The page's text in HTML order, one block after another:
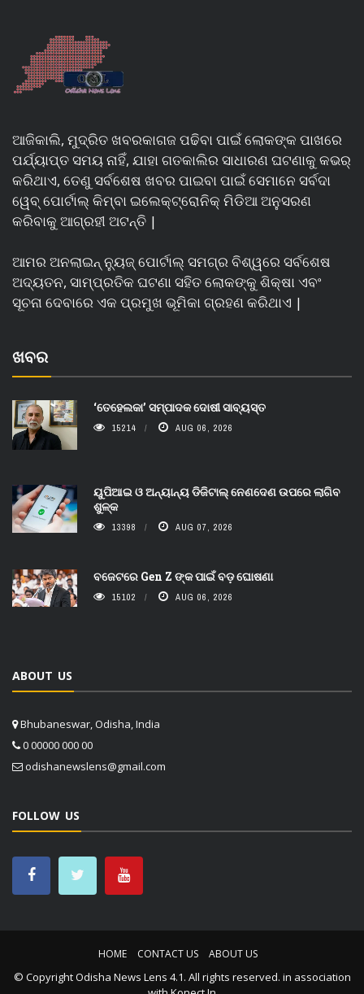
ଆଜିକାଲି, ମୁଦ୍ରିତ ଖବରକାଗଜ ପଢିବା ପାଇଁ ଲୋକଙ୍କ ପାଖରେ
ପର୍ଯ୍ୟାପ୍ତ ସମୟ ନାହିଁ, ଯାହା ଗତକାଲିର ସାଧାରଣ ଘଟଣାକୁ କଭର୍
କରିଥାଏ, ତେଣୁ ସର୍ବଶେଷ ଖବର ପାଇବା ପାଇଁ ସେମାନେ ସର୍ବଦା
ୱେବ୍ ପୋର୍ଟାଲ୍ କିମ୍ବା ଇଲେକ୍ଟ୍ରୋନିକ୍ ମିଡିଆ ଅନୁସରଣ
କରିବାକୁ ଆଗ୍ରହୀ ଅଟନ୍ତି |
ଆମର ଅନଲାଇନ୍ ନ୍ୟୁଜ୍ ପୋର୍ଟାଲ୍ ସମଗ୍ର ବିଶ୍ୱରେ ସର୍ବଶେଷ
ଅଦ୍ୟତନ, ସାମ୍ପ୍ରତିକ ଘଟଣା ସହିତ ଲୋକଙ୍କୁ ଶିକ୍ଷା ଏବଂ
ସୂଚନା ଦେବାରେ ଏକ ପ୍ରମୁଖ ଭୂମିକା ଗ୍ରହଣ କରିଥାଏ |
ଖବର
‘ତେହେଲକା’ ସମ୍ପାଦକ ଦୋଷୀ ସାବ୍ୟସ୍ତ
15214 AUG 06, 2026
ୟୁପିଆଇ ଓ ଅନ୍ୟାନ୍ୟ ଡିଜିଟାଲ୍ ନେଣଦେଣ ଉପରେ ଲାଗିବ
ଶୁଳ୍କ
13398 AUG 07, 2026
ବଜେଟରେ Gen Z ଙ୍କ ପାଇଁ ବଡ଼ ଘୋଷଣା
15102 AUG 06, 2026
ABOUT US
Bhubaneswar, Odisha, India
0 00000 000 00
odishanewslens@gmail.com
FOLLOW US
HOME CONTACT US ABOUT US
© CopyrightOdisha News Lens 4.1. All rights reserved. in association